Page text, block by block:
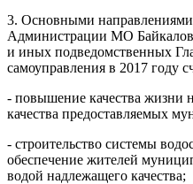
3. Основными направлениями
Администрации МО
и иных подведомственных
самоуправления в 2017 году
- повышение качества жизни
качества предоставляемых
- строительство системы
обеспечение жителей
водой надлежащего качества;